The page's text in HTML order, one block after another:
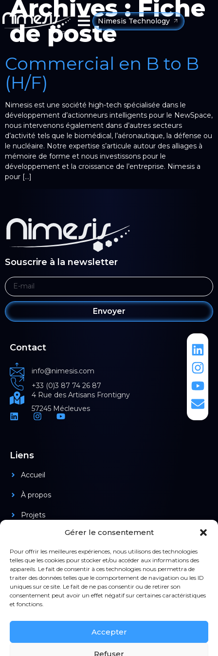
Gérer le consentement
Pour offrir les meilleures expériences, nous utilisons des technologies
telles que les cookies pour stocker et/ou accéder aux informations des
appareils. Le fait de consentir à ces technologies nous permettra de
traiter des données telles que le comportement de navigation ou les ID
uniques sur ce site. Le fait de ne pas consentir ou de retirer son
consentement peut avoir un effet négatif sur certaines caractéristiques
et fonctions.
Accepter
Refuser
Nimesis Technology
Archives :Fiche
de poste
Commercial en B to B
(H/F)
Nimesis est une société high-tech spécialisée dans le
développement d’actionneurs intelligents pour le NewSpace,
nous intervenons également dans d’autres secteurs
d’activité tels que le biomédical, l’aéronautique, la défense ou
le nucléaire. Notre expertise s’articule autour des alliages à
mémoire de forme et nous investissons pour le
développement et la croissance de l’entreprise. Nimesis a
pour […]
Souscrire à la newsletter
Envoyer
Contact
info@nimesis.com
+33 (0)3 87 74 26 87
4 Rue des Artisans Frontigny
57245 Mécleuves
Liens
Accueil
À propos
Projets
Légal
Confidentialité